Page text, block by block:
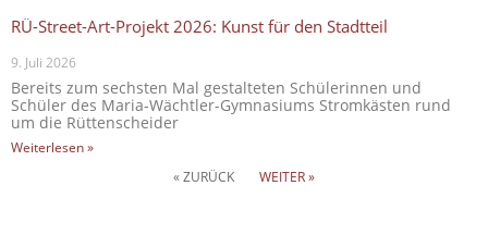
RÜ-Street-Art-Projekt 2026: Kunst für den Stadtteil
9. Juli 2026
Bereits zum sechsten Mal gestalteten Schülerinnen und
Schüler des Maria-Wächtler-Gymnasiums Stromkästen rund
um die Rüttenscheider
Weiterlesen »
« ZURÜCK
WEITER »